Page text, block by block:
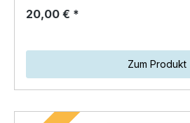
20,00 € *
Zum Produkt